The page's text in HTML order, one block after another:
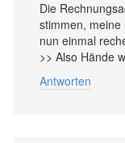
Die
stimmen,
nun einmal
>> Also Hände
Antworten